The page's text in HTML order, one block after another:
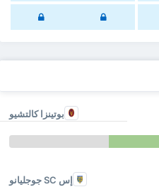
بوتينزا كالتشيو
إس SC جوجليانو